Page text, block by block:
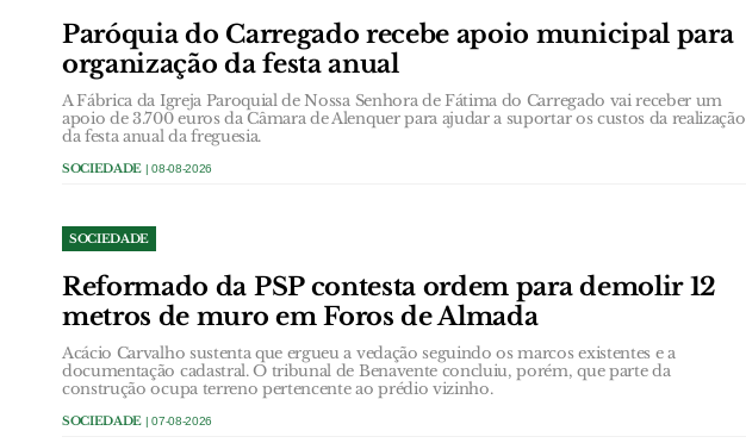
Paróquia do Carregado recebe apoio municipal para
organização da festa anual
A Fábrica da Igreja Paroquial de Nossa Senhora de Fátima do Carregado vai receber um
apoio de 3.700 euros da Câmara de Alenquer para ajudar a suportar os custos da realização
da festa anual da freguesia.
SOCIEDADE | 08-08-2026
SOCIEDADE
Reformado da PSP contesta ordem para demolir 12
metros de muro em Foros de Almada
Acácio Carvalho sustenta que ergueu a vedação seguindo os marcos existentes e a
documentação cadastral. O tribunal de Benavente concluiu, porém, que parte da
construção ocupa terreno pertencente ao prédio vizinho.
SOCIEDADE | 07-08-2026